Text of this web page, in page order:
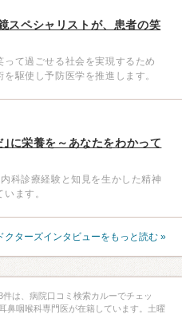
スペシャリストが、患者の笑
って過ごせる社会を実現するため
駆使し予防医学を推進します。
｣に栄養を～あなたをわかって
科診療経験と知見を生かした精神
ます。
クターズインタビューをもっと読む »
は、病院口コミ検索カルーでチェッ
鼻咽喉科専門医が在籍しています。土曜